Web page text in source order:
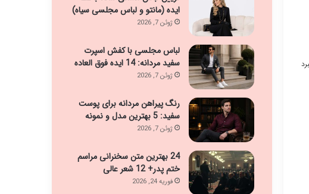
ایده (مانتو و لباس مجلسی سیاه)
ژوئن 7, 2026
لباس مجلسی با کفش اسپرت
سفید مردانه: 14 ایده فوق العاده
ژوئن 7, 2026
رنگ پیراهن مردانه برای پوست
سفید: 5 بهترین مدل و نمونه
ژوئن 7, 2026
24 بهترین متن سخنرانی مراسم
ختم پدر+ 12 شعر عالی
فوریه 24, 2026